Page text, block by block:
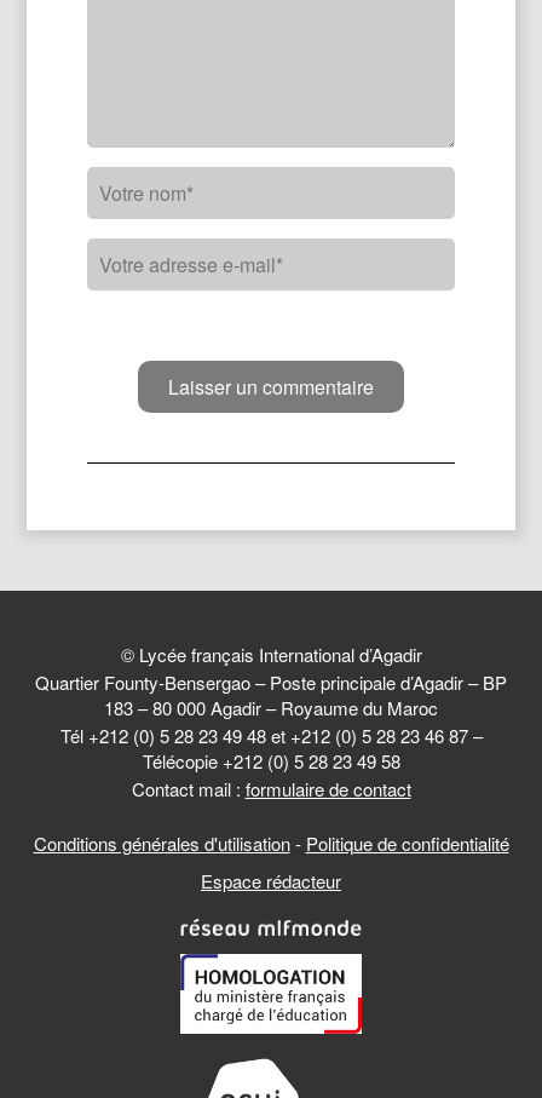
© Lycée français International d’Agadir
Quartier Founty-Bensergao – Poste principale d’Agadir – BP
183 – 80 000 Agadir – Royaume du Maroc
Tél +212 (0) 5 28 23 49 48 et +212 (0) 5 28 23 46 87 –
Télécopie +212 (0) 5 28 23 49 58
Contact mail : formulaire de contact
Conditions générales d'utilisation- Politique de confidentialité
Espace rédacteur